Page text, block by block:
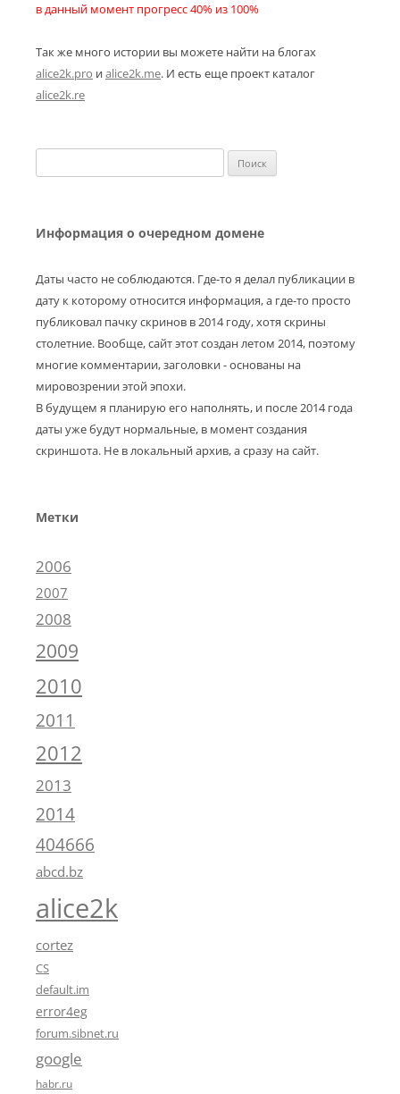
в данный момент прогресс 40% из 100%
Так же много истории вы можете найти на блогах
alice2k.pro иalice2k.me. И есть еще проект каталог
alice2k.re
Информация о очередном домене
Даты часто не соблюдаются. Где-то я делал публикации в
дату к которому относится информация, а где-то просто
публиковал пачку скринов в 2014 году, хотя скрины
столетние. Вообще, сайт этот создан летом 2014, поэтому
многие комментарии, заголовки - основаны на
мировозрении этой эпохи.
В будущем я планирую его наполнять, и после 2014 года
даты уже будут нормальные, в момент создания
скриншота. Не в локальный архив, а сразу на сайт.
Метки
2006
2007
2008
2009
2010
2011
2012
2013
2014
404666
abcd.bz
alice2k
cortez
CS
default.im
error4eg
forum.sibnet.ru
google
habr.ru